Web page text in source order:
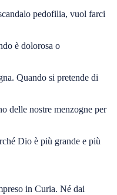
pedofilia, vuol farci
è dolorosa o
Quando si pretende di
delle nostre menzogne per
Dio è più grande e più
in Curia. Né dai